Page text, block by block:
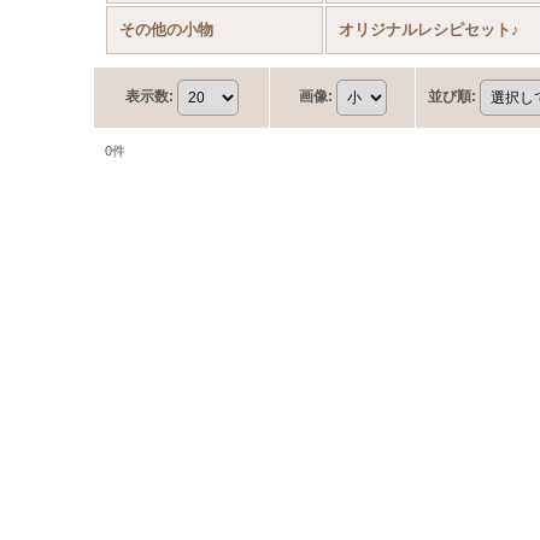
その他の小物 オリジナルレシピセット♪
表示数: 画像: 並び順:
0件